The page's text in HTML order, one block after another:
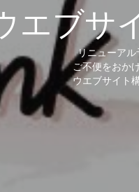
エブサ
リニューアル
ご不便をおか
ウエブサイト